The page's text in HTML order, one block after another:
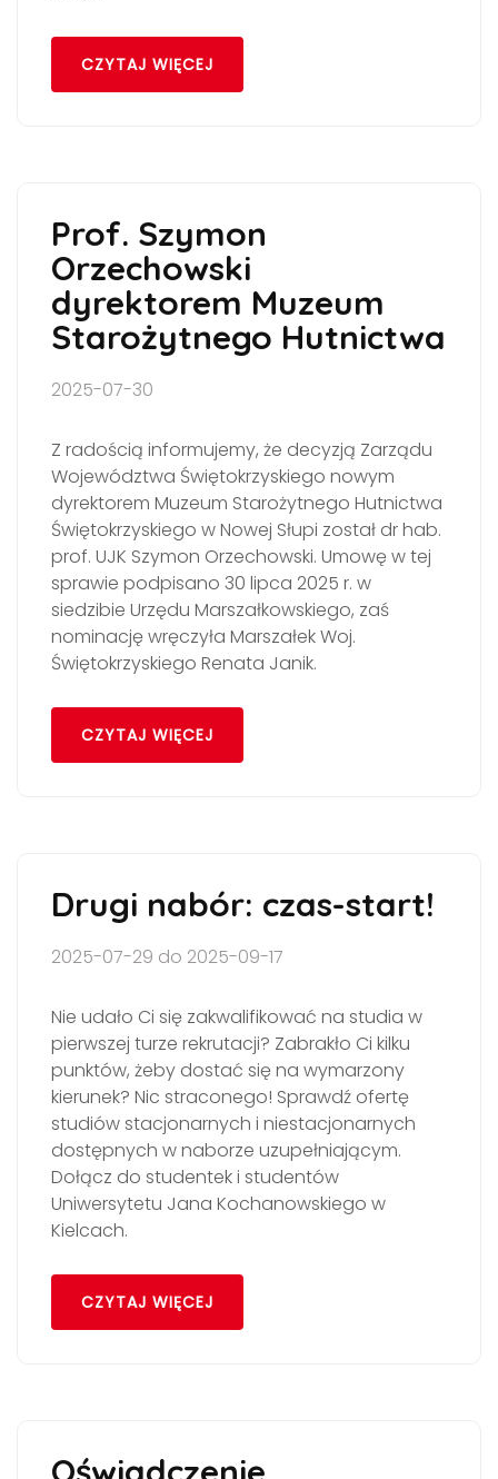
CZYTAJ WIĘCEJ
Prof. Szymon
Orzechowski
dyrektorem Muzeum
Starożytnego Hutnictwa
2025-07-30
Z radością informujemy, że decyzją Zarządu
Województwa Świętokrzyskiego nowym
dyrektorem Muzeum Starożytnego Hutnictwa
Świętokrzyskiego w Nowej Słupi został dr hab.
prof. UJK Szymon Orzechowski. Umowę w tej
sprawie podpisano 30 lipca 2025 r. w
siedzibie Urzędu Marszałkowskiego, zaś
nominację wręczyła Marszałek Woj.
Świętokrzyskiego Renata Janik.
CZYTAJ WIĘCEJ
Drugi nabór: czas-start!
2025-07-29 do 2025-09-17
Nie udało Ci się zakwalifikować na studia w
pierwszej turze rekrutacji? Zabrakło Ci kilku
punktów, żeby dostać się na wymarzony
kierunek? Nic straconego! Sprawdź ofertę
studiów stacjonarnych i niestacjonarnych
dostępnych w naborze uzupełniającym.
Dołącz do studentek i studentów
Uniwersytetu Jana Kochanowskiego w
Kielcach.
CZYTAJ WIĘCEJ